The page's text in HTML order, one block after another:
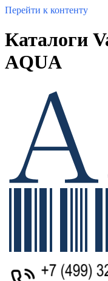
Перейти к контенту
Каталоги
AQUA